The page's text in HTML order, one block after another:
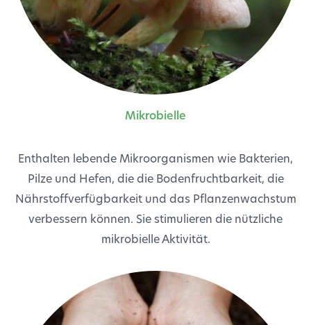
Mikrobielle
Enthalten lebende Mikroorganismen wie Bakterien,
Pilze und Hefen, die die Bodenfruchtbarkeit, die
Nährstoffverfügbarkeit und das Pflanzenwachstum
verbessern können. Sie stimulieren die nützliche
mikrobielle Aktivität.